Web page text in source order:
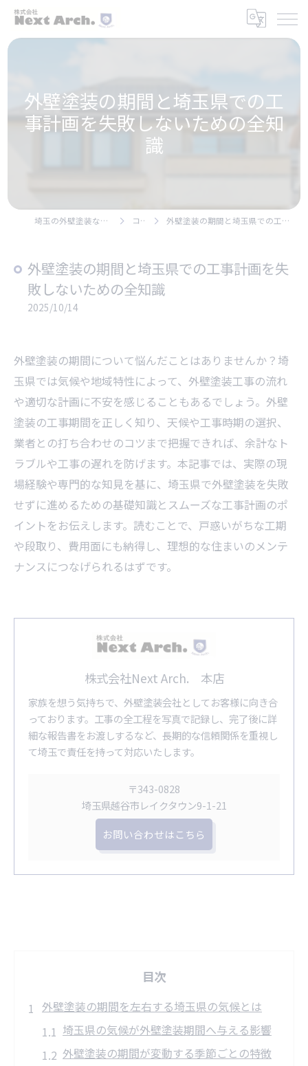
外壁塗装の期間と埼玉県での工
事計画を失敗しないための全知
識
埼玉の外壁塗装なら株式会社Next Arch. コラム 外壁塗装の期間と埼玉県での工事計画を失敗しないための全知識
外壁塗装の期間と埼玉県での工事計画を失
敗しないための全知識
2025/10/14
外壁塗装の期間について悩んだことはありませんか？埼
玉県では気候や地域特性によって、外壁塗装工事の流れ
や適切な計画に不安を感じることもあるでしょう。外壁
塗装の工事期間を正しく知り、天候や工事時期の選択、
業者との打ち合わせのコツまで把握できれば、余計なト
ラブルや工事の遅れを防げます。本記事では、実際の現
場経験や専門的な知見を基に、埼玉県で外壁塗装を失敗
せずに進めるための基礎知識とスムーズな工事計画のポ
イントをお伝えします。読むことで、戸惑いがちな工期
や段取り、費用面にも納得し、理想的な住まいのメンテ
ナンスにつなげられるはずです。
株式会社Next Arch. 本店
家族を想う気持ちで、外壁塗装会社としてお客様に向き合
っております。工事の全工程を写真で記録し、完了後に詳
細な報告書をお渡しするなど、長期的な信頼関係を重視し
て埼玉で責任を持って対応いたします。
〒343-0828
埼玉県越谷市レイクタウン9-1-21
お問い合わせはこちら
目次
外壁塗装の期間を左右する埼玉県の気候とは
埼玉県の気候が外壁塗装期間へ与える影響
外壁塗装の期間が変動する季節ごとの特徴